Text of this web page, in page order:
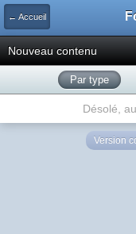
← Accueil
Nouveau contenu
Par type
Désolé,
Version